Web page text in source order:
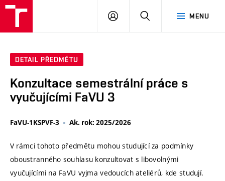
MENU
PŘIHLÁSIT
DETAIL PŘEDMĚTU
Konzultace semestrální práce s
vyučujícími FaVU 3
FaVU-1KSPVF-3 Ak. rok: 2025/2026
V rámci tohoto předmětu mohou studující za podmínky
oboustranného souhlasu konzultovat s libovolnými
vyučujícími na FaVU vyjma vedoucích ateliérů, kde studují.